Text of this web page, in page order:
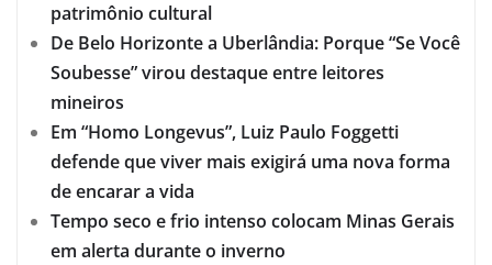
patrimônio cultural
De Belo Horizonte a Uberlândia: Porque “Se Você
Soubesse” virou destaque entre leitores
mineiros
Em “Homo Longevus”, Luiz Paulo Foggetti
defende que viver mais exigirá uma nova forma
de encarar a vida
Tempo seco e frio intenso colocam Minas Gerais
em alerta durante o inverno